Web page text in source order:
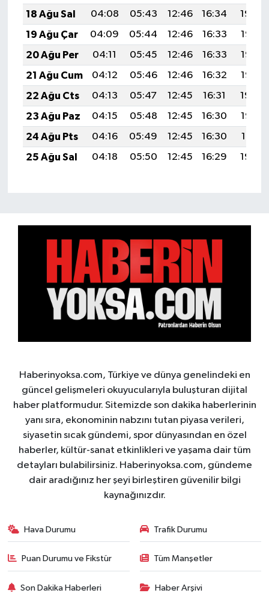
18 Ağu Sal
04:08 05:43 12:46 16:34
19:40
19 Ağu Çar
04:09 05:44 12:46 16:33
19:38
20 Ağu Per
04:11 05:45 12:46 16:33
19:37
21 Ağu Cum
04:12 05:46 12:46 16:32
19:35
22 Ağu Cts
04:13 05:47 12:45 16:31
19:34
23 Ağu Paz
04:15 05:48 12:45 16:30
19:32
24 Ağu Pts
04:16 05:49 12:45 16:30
19:31
25 Ağu Sal
04:18 05:50 12:45 16:29 19:29
Haberinyoksa.com, Türkiye ve dünya genelindeki en
güncel gelişmeleri okuyucularıyla buluşturan dijital
haber platformudur. Sitemizde son dakika haberlerinin
yanı sıra, ekonominin nabzını tutan piyasa verileri,
siyasetin sıcak gündemi, spor dünyasından en özel
haberler, kültür-sanat etkinlikleri ve yaşama dair tüm
detayları bulabilirsiniz. Haberinyoksa.com, gündeme
dair aradığınız her şeyi birleştiren güvenilir bilgi
kaynağınızdır.
Hava Durumu Trafik Durumu
Puan Durumu ve Fikstür Tüm Manşetler
Son Dakika Haberleri Haber Arşivi